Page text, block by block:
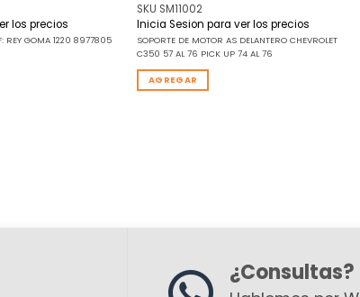
los precios
REY GOMA 1220 8977805
SKU SM11002
Inicia Sesion para ver los precios
SOPORTE DE MOTOR AS DELANTERO CHEVROLET
C350 57 AL 76 PICK UP 74 AL 76
AGREGAR
¿Consultas?